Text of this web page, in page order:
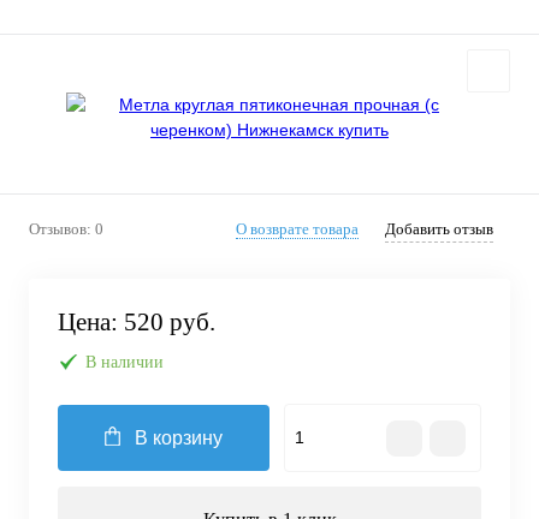
Отзывов: 0 О возврате товара Добавить отзыв
Цена: 520 руб.
В наличии
В корзину